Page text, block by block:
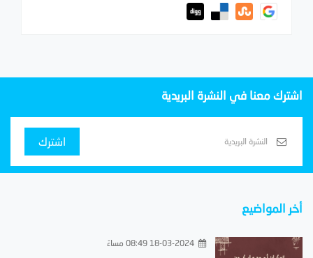
اشترك معنا في النشرة البريدية
اشترك
أخر المواضيع
18-03-2024 08:49 مساءً